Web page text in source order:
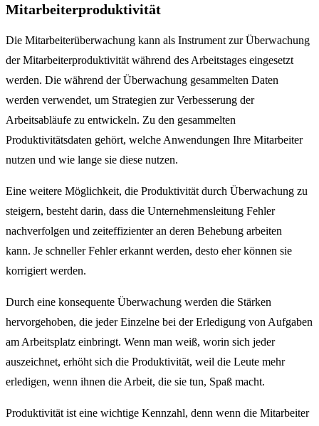
Mitarbeiterproduktivität
Die Mitarbeiterüberwachung kann als Instrument zur Überwachung
der Mitarbeiterproduktivität während des Arbeitstages eingesetzt
werden. Die während der Überwachung gesammelten Daten
werden verwendet, um Strategien zur Verbesserung der
Arbeitsabläufe zu entwickeln. Zu den gesammelten
Produktivitätsdaten gehört, welche Anwendungen Ihre Mitarbeiter
nutzen und wie lange sie diese nutzen.
Eine weitere Möglichkeit, die Produktivität durch Überwachung zu
steigern, besteht darin, dass die Unternehmensleitung Fehler
nachverfolgen und zeiteffizienter an deren Behebung arbeiten
kann. Je schneller Fehler erkannt werden, desto eher können sie
korrigiert werden.
Durch eine konsequente Überwachung werden die Stärken
hervorgehoben, die jeder Einzelne bei der Erledigung von Aufgaben
am Arbeitsplatz einbringt. Wenn man weiß, worin sich jeder
auszeichnet, erhöht sich die Produktivität, weil die Leute mehr
erledigen, wenn ihnen die Arbeit, die sie tun, Spaß macht.
Produktivität ist eine wichtige Kennzahl, denn wenn die Mitarbeiter